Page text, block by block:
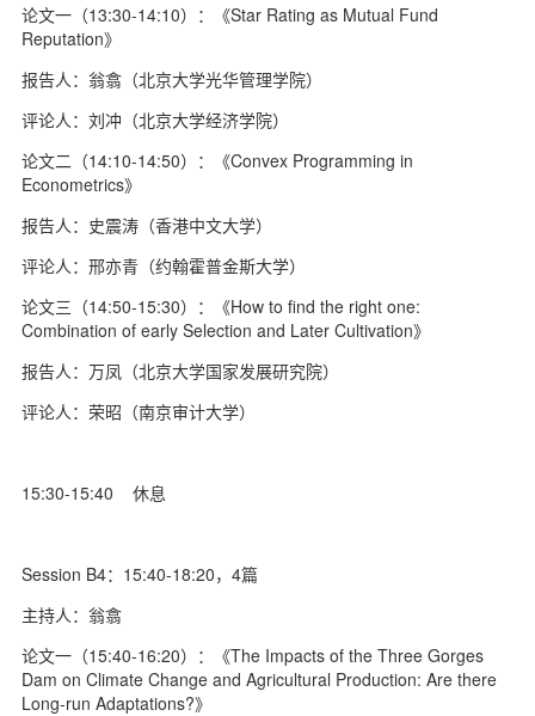
论文一（13:30-14:10）：《Star Rating as Mutual Fund
Reputation》
报告人：翁翕（北京大学光华管理学院）
评论人：刘冲（北京大学经济学院）
论文二（14:10-14:50）：《Convex Programming in
Econometrics》
报告人：史震涛（香港中文大学）
评论人：邢亦青（约翰霍普金斯大学）
论文三（14:50-15:30）：《How to find the right one:
Combination of early Selection and Later Cultivation》
报告人：万凤（北京大学国家发展研究院）
评论人：荣昭（南京审计大学）
15:30-15:40 休息
Session B4：15:40-18:20，4篇
主持人：翁翕
论文一（15:40-16:20）：《The Impacts of the Three Gorges
Dam on Climate Change and Agricultural Production: Are there
Long-run Adaptations?》